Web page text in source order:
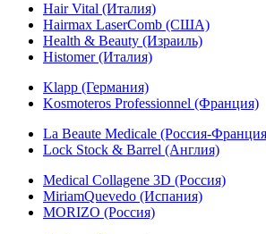
Hair Vital (Италия)
Hairmax LaserComb (США)
Health & Beauty (Израиль)
Histomer (Италия)
Klapp (Германия)
Kosmoteros Professionnel (Франция)
La Beaute Medicale (Россия-
Lock Stock & Barrel (Англия)
Medical Collagene 3D (Россия)
MiriamQuevedo (Испания)
MORIZO (Россия)